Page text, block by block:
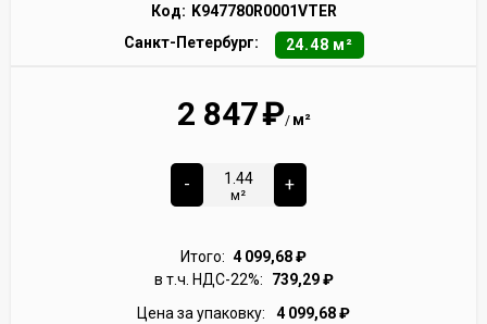
Код: K947780R0001VTER
Санкт-Петербург:
24.48 м²
2 847₽/ м²
-
м²
+
Итого: 4 099,68₽
в т.ч. НДС-22%:
739,29₽
Цена за упаковку:
4 099,68₽